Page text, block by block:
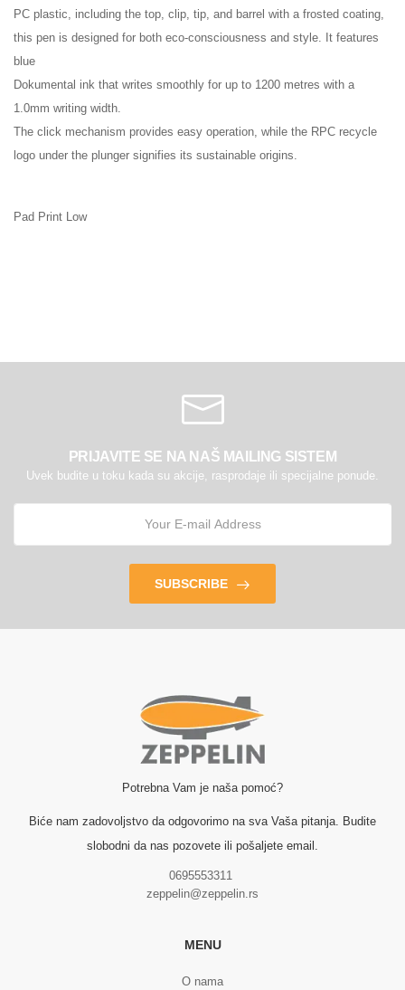
PC plastic, including the top, clip, tip, and barrel with a frosted coating,
this pen is designed for both eco-consciousness and style. It features
blue
Dokumental ink that writes smoothly for up to 1200 metres with a
1.0mm writing width.
The click mechanism provides easy operation, while the RPC recycle
logo under the plunger signifies its sustainable origins.
Pad Print Low
PRIJAVITE SE NA NAŠ MAILING SISTEM
Uvek budite u toku kada su akcije, rasprodaje ili specijalne ponude.
SUBSCRIBE
Potrebna Vam je naša pomoć?
Biće nam zadovoljstvo da odgovorimo na sva Vaša pitanja. Budite
slobodni da nas pozovete ili pošaljete email.
0695553311
zeppelin@zeppelin.rs
MENU
O nama